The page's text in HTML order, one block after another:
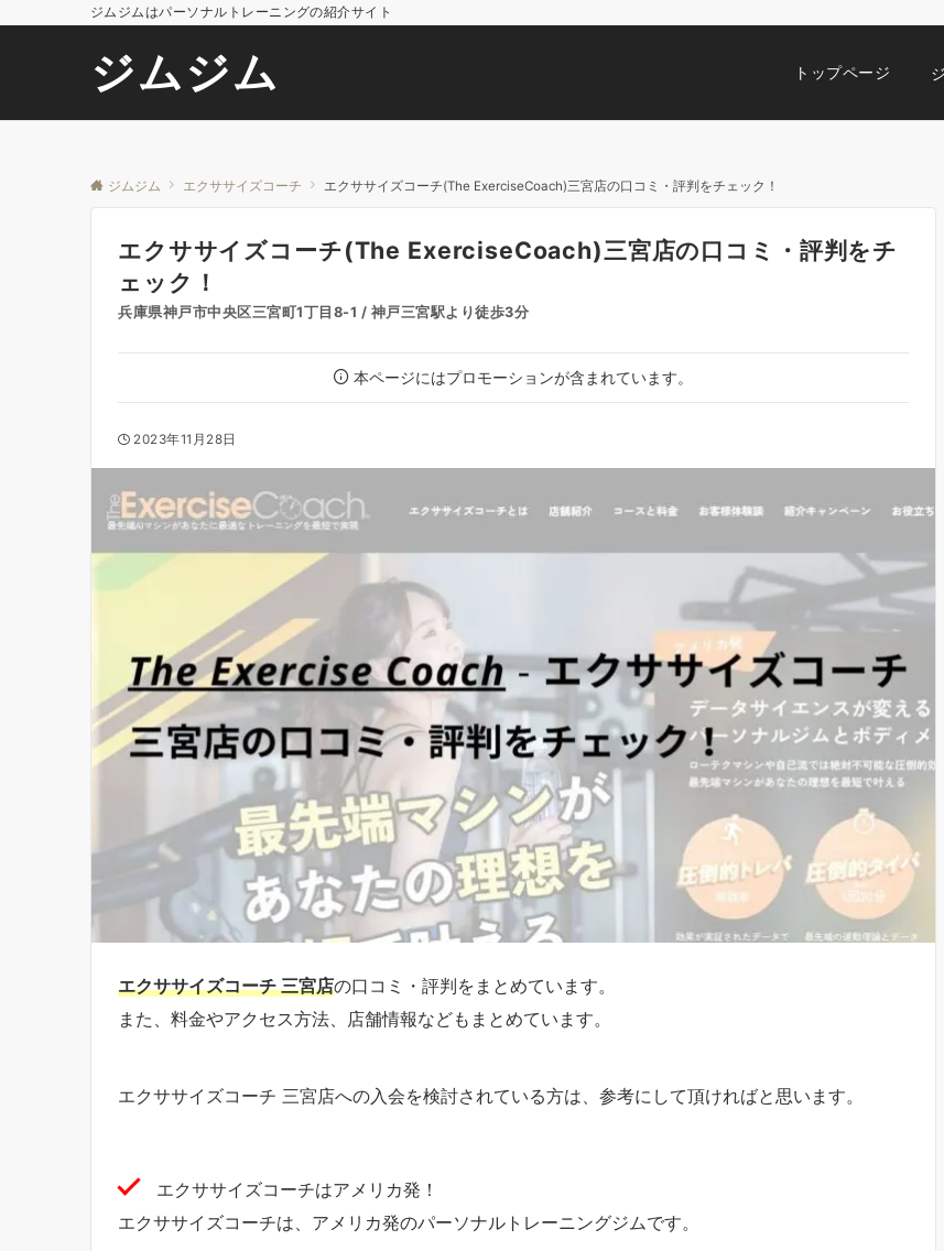
ジムジムはパーソナルトレーニングの紹介サイト
ジムジム トップページ
ジムジム エクササイズコーチ エクササイズコーチ(The ExerciseCoach)三宮店の口コミ・評判をチェック！
エクササイズコーチ(The ExerciseCoach)三宮店の口コミ・評判をチ
ェック！
兵庫県神戸市中央区三宮町1丁目8-1 / 神戸三宮駅より徒歩3分
本ページにはプロモーションが含まれています。
2023年11月28日
エクササイズコーチ 三宮店の口コミ・評判をまとめています。
また、料金やアクセス方法、店舗情報などもまとめています。
エクササイズコーチ 三宮店への入会を検討されている方は、参考にして頂ければと思います。
エクササイズコーチはアメリカ発！
エクササイズコーチは、アメリカ発のパーソナルトレーニングジムです。